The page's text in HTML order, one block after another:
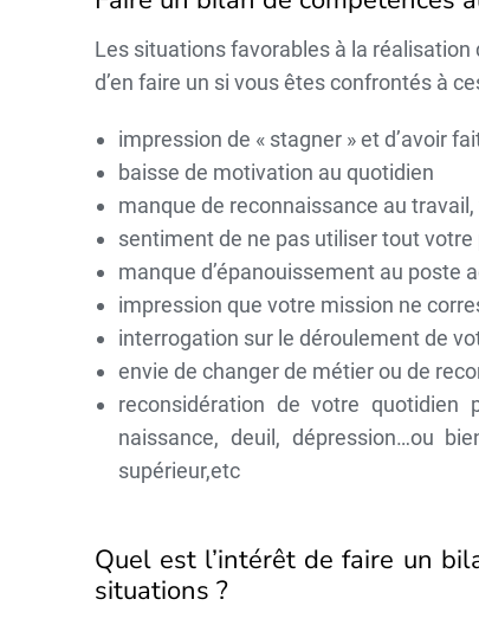
Les situations favorables à la réalisation
d’en faire un si vous êtes confrontés à
impression de « stagner » et d’avoir
baisse de motivation au quotidien
manque de reconnaissance au
sentiment de ne pas utiliser tout
manque d’épanouissement au poste
impression que votre mission ne
interrogation sur le déroulement de
envie de changer de métier ou de
reconsidération de votre
naissance, deuil, dépression…ou
supérieur,etc
Quel est l’intérêt de faire un
situations ?